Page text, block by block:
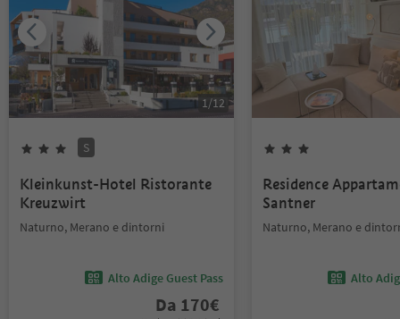
1/12
S
Kleinkunst-Hotel Ristorante
Kreuzwirt
Naturno, Merano e dintorni
Alto Adige Guest Pass
Da 170€
Residence
Santner
Naturno, Merano e
Alto